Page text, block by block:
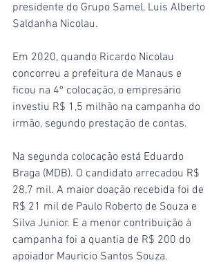
presidente do Grupo Samel, Luis Alberto
Saldanha Nicolau.
Em 2020, quando Ricardo Nicolau
concorreu a prefeitura de Manaus e
ficou na 4º colocação, o empresário
investiu R$ 1,5 milhão na campanha do
irmão, segundo prestação de contas.
Na segunda colocação está Eduardo
Braga (MDB). O candidato arrecadou R$
28,7 mil. A maior doação recebida foi de
R$ 21 mil de Paulo Roberto de Souza e
Silva Junior. E a menor contribuição à
campanha foi a quantia de R$ 200 do
apoiador Mauricio Santos Souza.